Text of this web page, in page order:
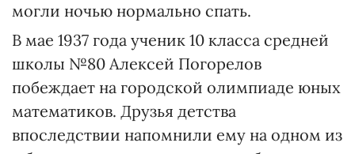
могли ночью нормально спать.
В мае 1937 года ученик 10 класса средней
школы №80 Алексей Погорелов
побеждает на городской олимпиаде юных
математиков. Друзья детства
впоследствии напомнили ему на одном из